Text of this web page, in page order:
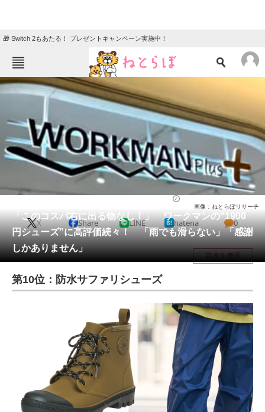
🎁 Switch 2もあたる！ プレゼントキャンペーン実施中！
ねとらぼメニュー
ニュース
エンタメ クイズ
グルメ 地域
教育・育児
動物
会員記事
メディア
注目記事を集めた総合ページ
ITの今と未来を見通す
スマホと通信の最新トレンド
進化するPCとデバイスの未来
好きが集まる 比べて選べる
ビジネスと働き方のヒント
「このコスパ右に出る物なし！」 ワークマンの“1900
円シューズ”に高評価続々！ 「雨でも滑らない」「感謝
しかありません」
画像：ねとらぼリサーチ
X Share LINE hatena 0
目次を表示
第10位：防水サファリシューズ